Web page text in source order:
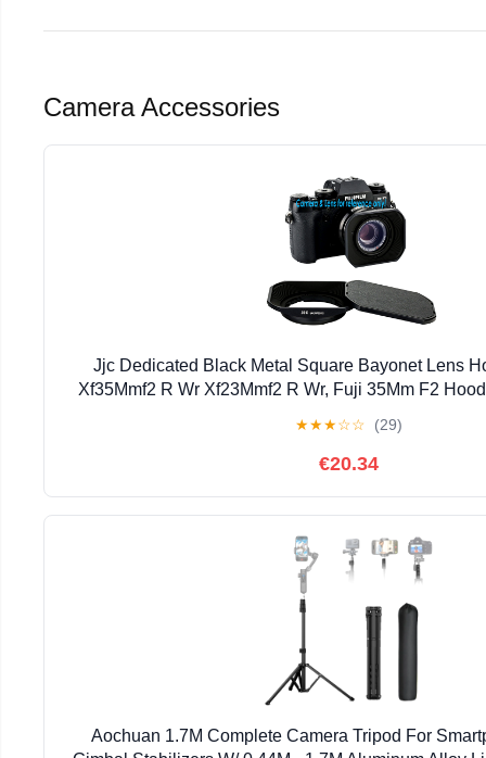
Camera Accessories
Jjc Dedicated Black Metal Square Bayonet Lens
Xf35Mmf2 R Wr Xf23Mmf2 R Wr, Fuji 35Mm F2
★★★☆☆ (29)
€20.34
Aochuan 1.7M Complete Camera Tripod For